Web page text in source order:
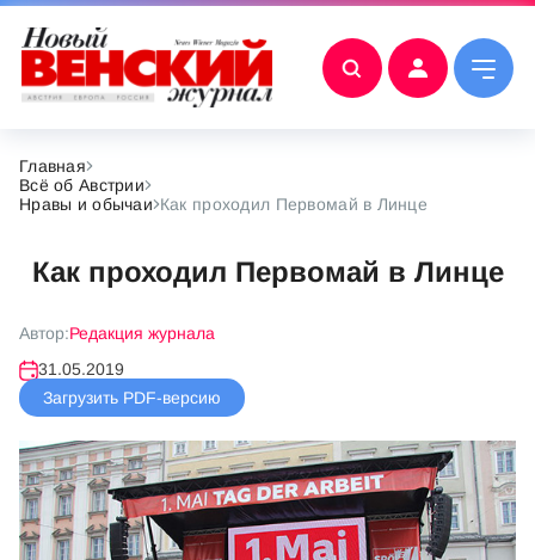
Главная
Всё об Австрии
Нравы и обычаи Как проходил Первомай в Линце
Как проходил Первомай в Линце
Автор:Редакция журнала
31.05.2019
Загрузить PDF-версию